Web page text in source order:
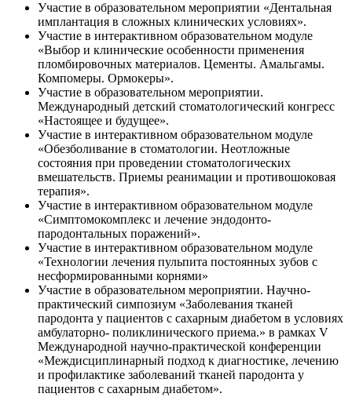
Участие в образовательном мероприятии «Дентальная
имплантация в сложных клинических условиях».
Участие в интерактивном образовательном модуле
«Выбор и клинические особенности применения
пломбировочных материалов. Цементы. Амальгамы.
Компомеры. Ормокеры».
Участие в образовательном мероприятии.
Международный детский стоматологический конгресс
«Настоящее и будущее».
Участие в интерактивном образовательном модуле
«Обезболивание в стоматологии. Неотложные
состояния при проведении стоматологических
вмешательств. Приемы реанимации и противошоковая
терапия».
Участие в интерактивном образовательном модуле
«Симптомокомплекс и лечение эндодонто-
пародонтальных поражений».
Участие в интерактивном образовательном модуле
«Технологии лечения пульпита постоянных зубов с
несформированными корнями»
Участие в образовательном мероприятии. Научно-
практический симпозиум «Заболевания тканей
пародонта у пациентов с сахарным диабетом в условиях
амбулаторно- поликлинического приема.» в рамках V
Международной научно-практической конференции
«Междисциплинарный подход к диагностике, лечению
и профилактике заболеваний тканей пародонта у
пациентов с сахарным диабетом».